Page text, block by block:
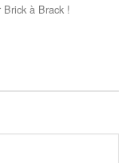
à Brack !